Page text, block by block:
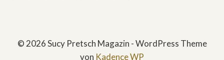
© 2026 Sucy Pretsch Magazin - WordPress Theme
von Kadence WP